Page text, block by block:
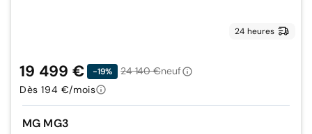
24 heures
MG MG3
19 499 € -19% 24 140 €neuf
Dès 194 €/mois